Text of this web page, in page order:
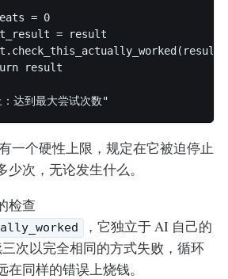
= 0
= result
result
一个硬性上限，规定在它被迫停止
次，无论发生什么。
检查
，它独立于 AI 自己的
次以完全相同的方式失败，循环
同样的错误上烧钱。